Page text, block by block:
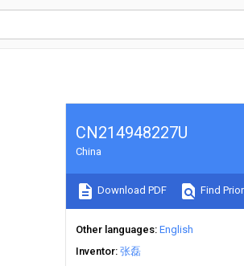
CN214948227U
China
Download PDF Find
Other languages English
Inventor 张磊